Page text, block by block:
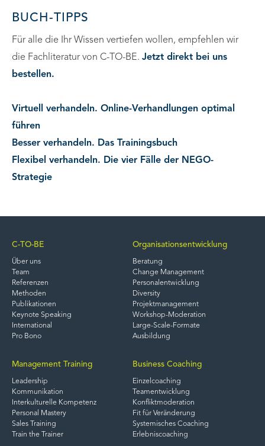
BUCH-TIPPS
Für alle die Ihr Wissen vertiefen wollen, empfehlen wir
die Fachliteratur von C-TO-BE. Jetzt direkt bei uns
bestellen.
Virtuell verhandeln. Online-Verhandlungen optimal
führen
Besser verhandeln. Das Trainingsbuch
Flexibel verhandeln. Die vier Fälle der NEGO-
Strategie
C-TO-BE
Über uns
Team
Referenzen
Methoden
Publikationen
Keynote Speaking
International
Pro Bono
Organisationsentwicklung
Beratung
Change Management
Personalentwicklung
Diversity
Projektmanagement
Workshop-Moderation
Large-Scale-Formate
Ausbildung
Management Training
Leadership
Kommunikation
Interkulturelle Kompetenz
Personal Mastery
Sales Training
Train the Trainer
Business Coaching
Einzelcoaching
Teamentwicklung
Konfliktmoderation
Fit für Veränderung
Systemisches Coaching
Erlebniscoaching